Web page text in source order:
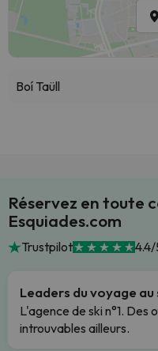
Boí Taüll
Réservez en toute
Esquiades.com
Trustpilot 4.4/
Leaders du voyage au
L'agence de ski n°1. Des
introuvables ailleurs.